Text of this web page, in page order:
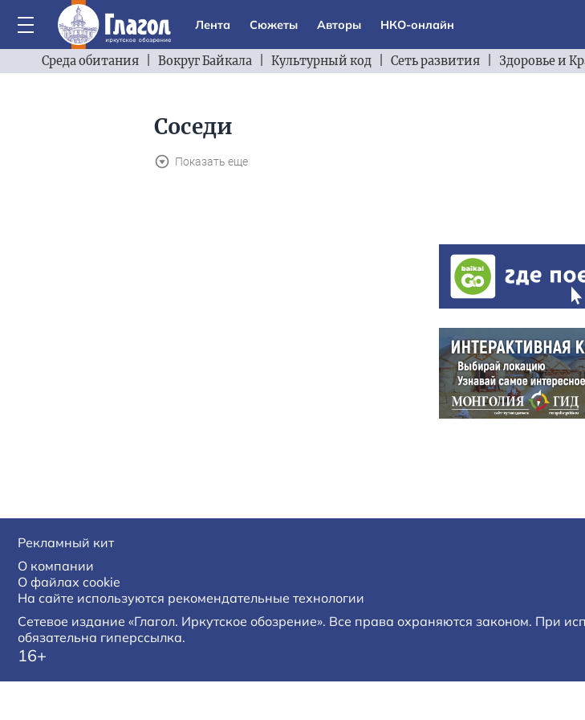
Лента Сюжеты Авторы НКО-онлайн
Среда обитания Вокруг Байкала Культурный код Сеть развития Здоровье и
Соседи
Показать еще
Рекламный кит
О компании
О файлах cookie
На сайте используются рекомендательные технологии
Сетевое издание «Глагол. Иркутское обозрение». Все права охраняются законом. При
обязательна гиперссылка.
16+